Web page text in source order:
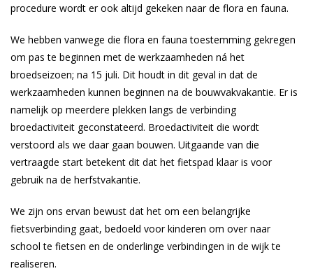
procedure wordt er ook altijd gekeken naar de flora en fauna.
We hebben vanwege die flora en fauna toestemming gekregen
om pas te beginnen met de werkzaamheden ná het
broedseizoen; na 15 juli. Dit houdt in dit geval in dat de
werkzaamheden kunnen beginnen na de bouwvakvakantie. Er is
namelijk op meerdere plekken langs de verbinding
broedactiviteit geconstateerd. Broedactiviteit die wordt
verstoord als we daar gaan bouwen. Uitgaande van die
vertraagde start betekent dit dat het fietspad klaar is voor
gebruik na de herfstvakantie.
We zijn ons ervan bewust dat het om een belangrijke
fietsverbinding gaat, bedoeld voor kinderen om over naar
school te fietsen en de onderlinge verbindingen in de wijk te
realiseren.